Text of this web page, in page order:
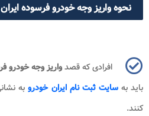
نحوه واریز وجه خودرو فرسوده
افرادی که قصدواریز وجه خودرو
باید بهسایت ثبت نام ایران خودرو
کنند.